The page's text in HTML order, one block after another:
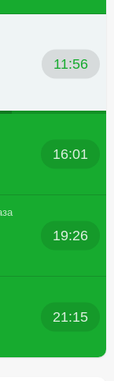
11:56
16:01
19:26
21:15